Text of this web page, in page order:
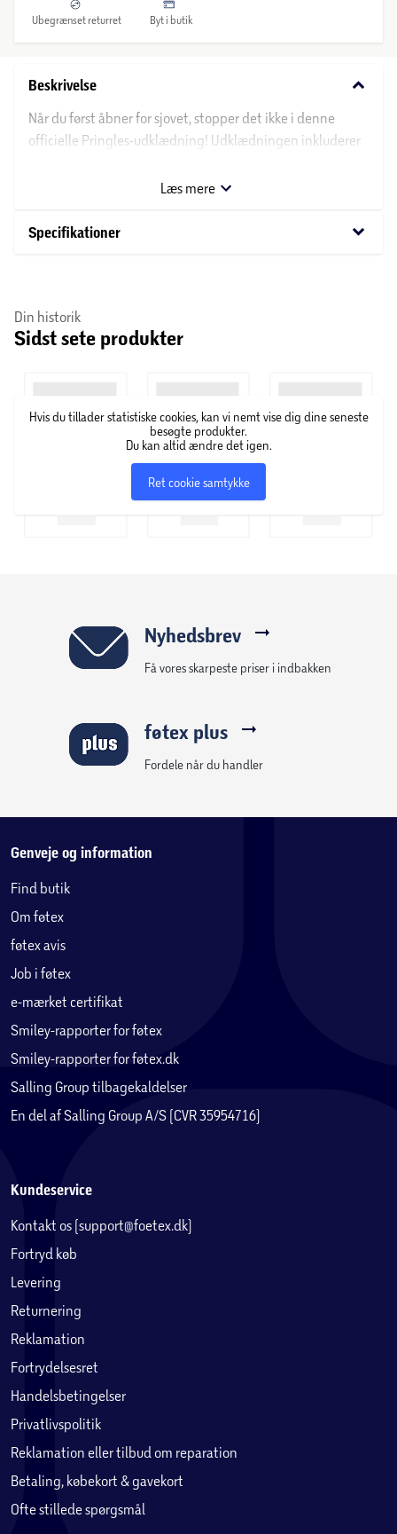
Ubegrænset returret Byt i butik
Beskrivelse keyboard_arrow_down
Når du først åbner for sjovet, stopper det ikke i denne
officielle Pringles-udklædning! Udklædningen inkluderer
Læs mere
Specifikationer keyboard_arrow_down
Din historik
Sidst sete produkter
Hvis du tillader statistiske cookies, kan vi nemt vise dig dine seneste
besøgte produkter.
Du kan altid ændre det igen.
Ret cookie samtykke
Nyhedsbrev
Få vores skarpeste priser i indbakken
føtex plus
Fordele når du handler
Genveje og information
Find butik
Om føtex
føtex avis
Job i føtex
e-mærket certifikat
Smiley-rapporter for føtex
Smiley-rapporter for føtex.dk
Salling Group tilbagekaldelser
En del af Salling Group A/S (CVR 35954716)
Kundeservice
Kontakt os (support@foetex.dk)
Fortryd køb
Levering
Returnering
Reklamation
Fortrydelsesret
Handelsbetingelser
Privatlivspolitik
Reklamation eller tilbud om reparation
Betaling, købekort & gavekort
Ofte stillede spørgsmål